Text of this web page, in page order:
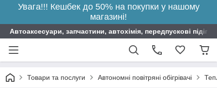
Увага!!! Кешбек до 50% на покупки у нашому
магазині!
Автоаксесуари, запчастини, автохімія, передпускові
Товари та послуги Автономні повітряні обігрівачі